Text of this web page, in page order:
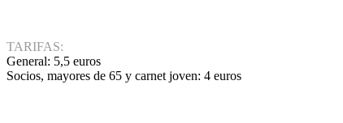
TARIFAS:
General: 5,5 euros
Socios, mayores de 65 y carnet joven: 4 euros